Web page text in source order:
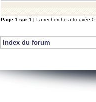
Page 1 sur 1 [ La recherche a trouvée 0
Index du forum